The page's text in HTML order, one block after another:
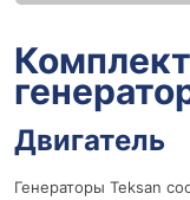
Двигатель
Генераторы Teksan